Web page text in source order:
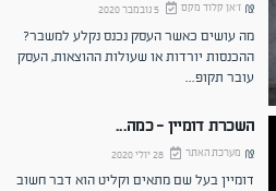
ז'אן קלוד מקס 5 נובמבר 2020
מה עושים כאשר העסק נכנס נקלע למשבר?
ההכנסות יורדות או שעולות ההוצאות, העסק
עובר תקופ...
השכרת דומיין - כמה...
מערכת האתר 28 יולי 2020
דומיין בעל שם מתאים וקליט הוא דבר חשוב